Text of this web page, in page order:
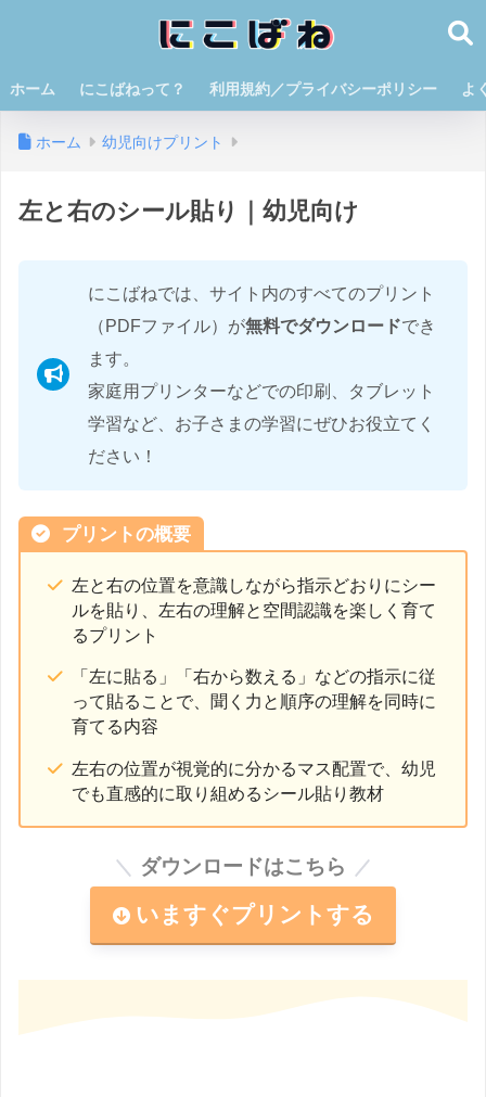
ホーム にこばねって？ 利用規約／プライバシーポリシー よ
ホーム 幼児向けプリント
左と右のシール貼り｜幼児向け
にこばねでは、サイト内のすべてのプリント
（PDFファイル）が無料でダウンロードでき
ます。
家庭用プリンターなどでの印刷、タブレット
学習など、お子さまの学習にぜひお役立てく
ださい！
プリントの概要
左と右の位置を意識しながら指示どおりにシー
ルを貼り、左右の理解と空間認識を楽しく育て
るプリント
「左に貼る」「右から数える」などの指示に従
って貼ることで、聞く力と順序の理解を同時に
育てる内容
左右の位置が視覚的に分かるマス配置で、幼児
でも直感的に取り組めるシール貼り教材
ダウンロードはこちら
いますぐプリントする